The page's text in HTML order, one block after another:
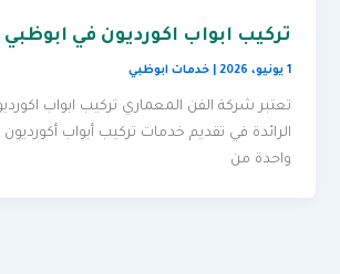
تركيب ابواب اكورديون في ابوظبي
1 يونيو، 2026 |خدمات ابوظبي
تعتبر شركة الفن المعماري تركيب ابواب
الرائدة في تقديم خدمات تركيب أبواب
واحدة من